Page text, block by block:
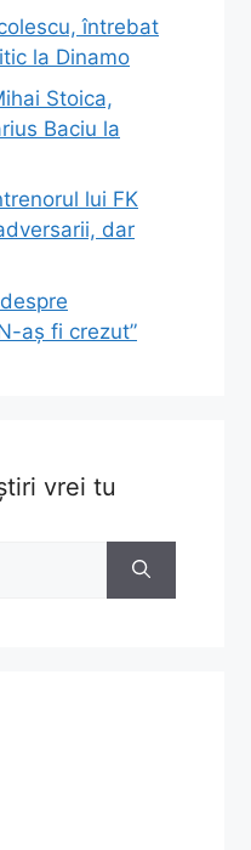
întrebat
la Dinamo
Stoica,
Baciu la
lui FK
dar
aș fi crezut”
vrei tu